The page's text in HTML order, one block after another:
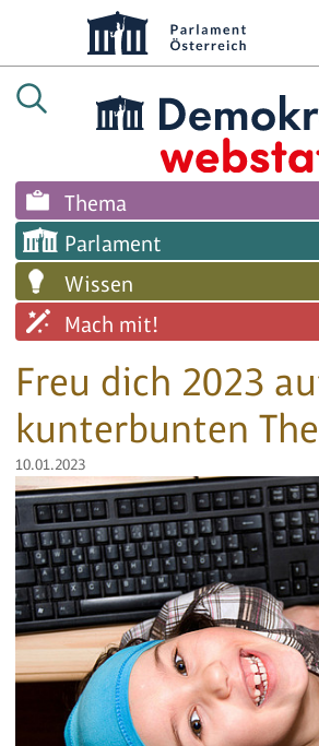
Thema
Parlament
Wissen
Mach mit!
Freu dich 2023
kunterbunten
10.01.2023